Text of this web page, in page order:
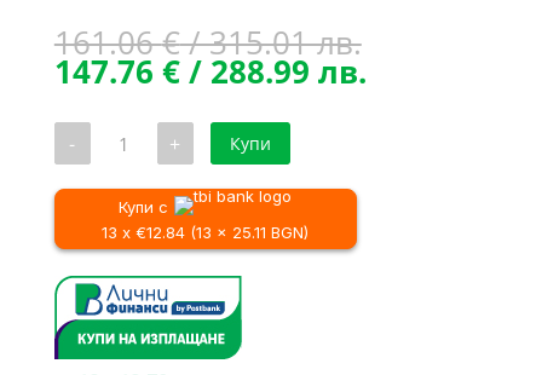
161.06€/ 315.01 лв.Original
price
147.76 €/ 288.99 лв.Текущата
- количество
Акумулаторен
мини
комплект
за
полиране
CXP12-
50LI
12
V
38/50
+ Купи
Купи с
13 x €12.84 (13 x 25.11 BGN)